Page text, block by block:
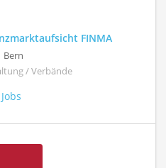
FINMA
Bern
/ Verbände